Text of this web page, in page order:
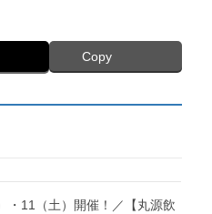
Copy
・11（土）開催！／【丸源飲